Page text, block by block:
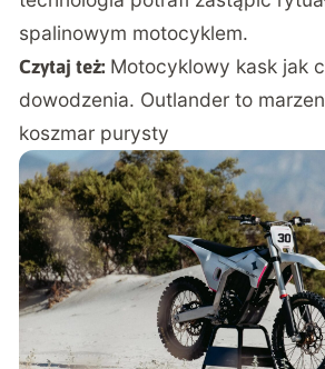
spalinowym motocyklem.
Czytaj też: Motocyklowy kask jak
dowodzenia. Outlander to
koszmar purysty